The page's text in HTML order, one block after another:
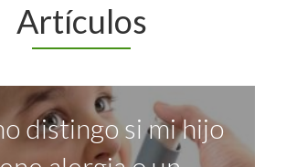
Artículos
distingo si mi hijo